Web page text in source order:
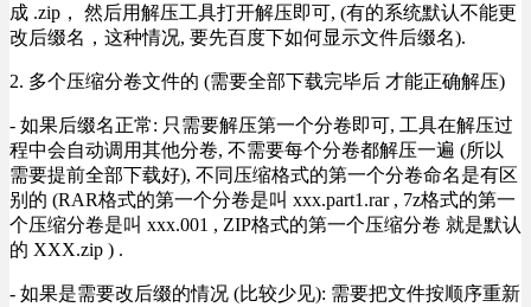
成 .zip， 然后用解压工具打开解压即可, (有的系统默认不能更
改后缀名，这种情况, 要先百度下如何显示文件后缀名).
2. 多个压缩分卷文件的 (需要全部下载完毕后 才能正确解压)
- 如果后缀名正常: 只需要解压第一个分卷即可, 工具在解压过
程中会自动调用其他分卷, 不需要每个分卷都解压一遍 (所以
需要提前全部下载好), 不同压缩格式的第一个分卷命名是有区
别的 (RAR格式的第一个分卷是叫 xxx.part1.rar , 7z格式的第一
个压缩分卷是叫 xxx.001 , ZIP格式的第一个压缩分卷 就是默认
的 XXX.zip ) .
- 如果是需要改后缀的情况 (比较少见): 需要把文件按顺序重新